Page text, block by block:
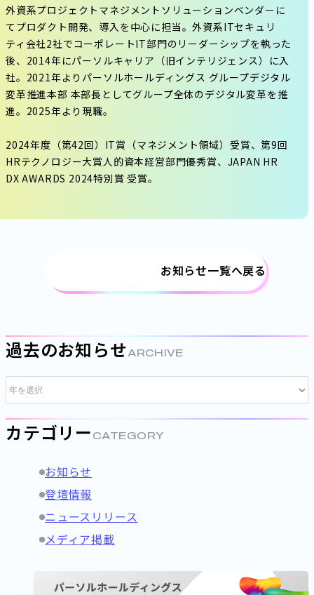
外資系プロジェクトマネジメントソリューションベンダーに
てプロダクト開発、導入を中心に担当。外資系ITセキュリ
ティ会社2社でコーポレートIT部門のリーダーシップを執った
後、2014年にパーソルキャリア（旧インテリジェンス）に入
社。2021年よりパーソルホールディングス グループデジタル
変革推進本部 本部長としてグループ全体のデジタル変革を推
進。2025年より現職。
2024年度（第42回）IT賞（マネジメント領域）受賞、第9回
HRテクノロジー大賞人的資本経営部門優秀賞、JAPAN HR
DX AWARDS 2024特別賞 受賞。
お知らせ一覧へ戻る
過去のお知らせARCHIVE
カテゴリー CATEGORY
お知らせ
登壇情報
ニュースリリース
メディア掲載